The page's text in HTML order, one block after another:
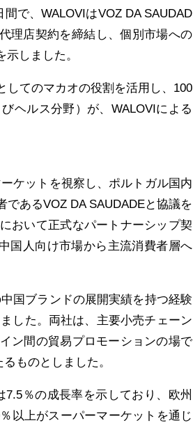
で、WALOVIはVOZ DA SAUDAD
理店契約を締結し、個別市場への
しました。
してのマカオの役割を活用し、100
ヘルス分野）が、WALOVIによる
ケットを視察し、ポルトガル国内
あるVOZ DA SAUDADEと協議を
おいて正式なパートナーシップ契
国人向け市場から主流消費者層へ
国ブランドの展開実績を持つ経験
した。両社は、主要小売チェーン
ン間の貿易プロモーションの場で
ものとしました。
％の成長率を示しており、欧州
以上がスーパーマーケットを通じ